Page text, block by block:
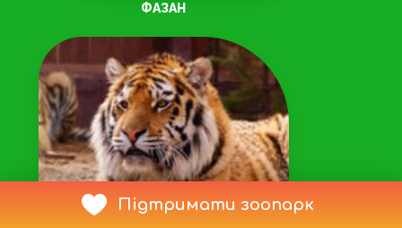
ФАЗАН
Підтримати зоопарк